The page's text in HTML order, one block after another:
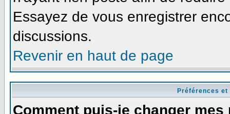
Essayez de vous enregistrer
discussions.
Revenir en haut de page
Préférences
Comment puis-je changer mes